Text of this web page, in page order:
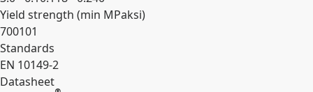
Yield strength (min MPaksi)
700101
Standards
EN 10149-2
Datasheet